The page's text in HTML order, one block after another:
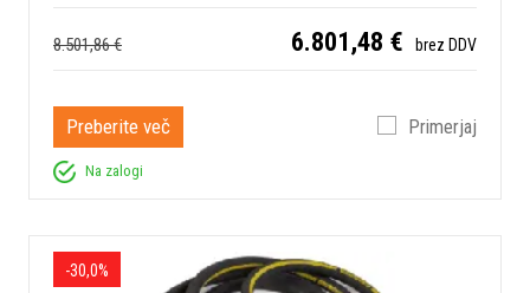
8.501,86 € 6.801,48 € brez DDV
Preberite več Primerjaj
Na zalogi
-30,0%